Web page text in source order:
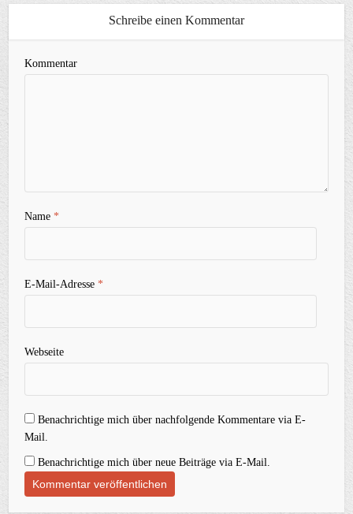
Schreibe einen Kommentar
Kommentar
Name*
E-Mail-Adresse*
Webseite
Benachrichtige mich über nachfolgende Kommentare via E-
Mail.
Benachrichtige mich über neue Beiträge via E-Mail.